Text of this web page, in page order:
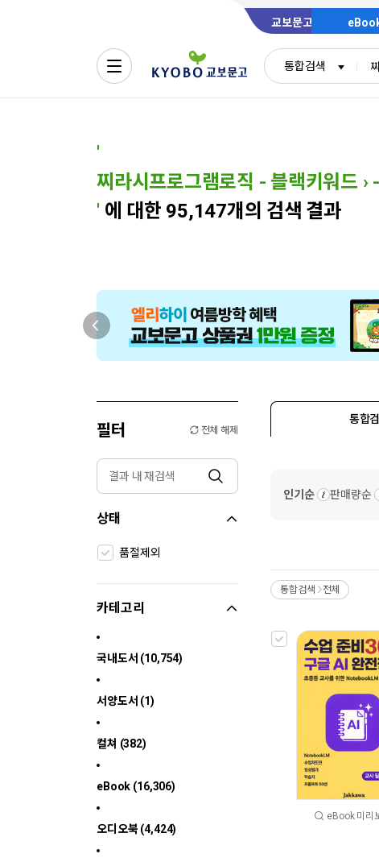
교보문고
통합검색
'
'에 대한 95,147개의 검색 결과
필터 전체 해제
상태
품절제외
카테고리
국내도서 (10,754)
서양도서 (1)
컬쳐 (382)
eBook (16,306)
오디오북 (4,424)
통합
인기순 판매량순
통합검색 >
전체
eBook 미리